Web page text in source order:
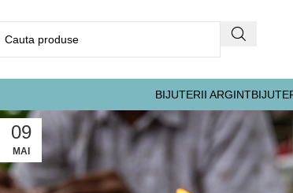
BIJUTERII ARGINT
09
MAI